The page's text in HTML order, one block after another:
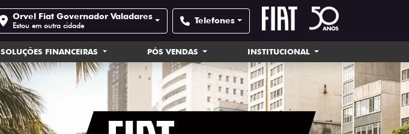
Orvel Fiat Governador Valadares
Estou em outra cidade Telefones
SOLUÇÕES FINANCEIRAS PÓS VENDAS INSTITUCIONAL